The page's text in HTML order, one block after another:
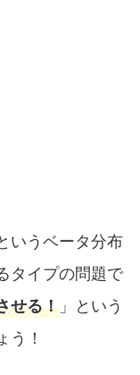
いうベータ分布
タイプの問題で
せる！ 」という
う！